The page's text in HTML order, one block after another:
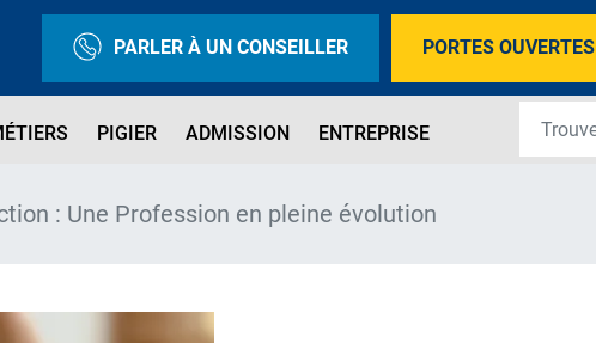
PARLER À UN CONSEILLER PORTES OUVERTES
PIGIER ADMISSION ENTREPRISE
: Une Profession en pleine évolution